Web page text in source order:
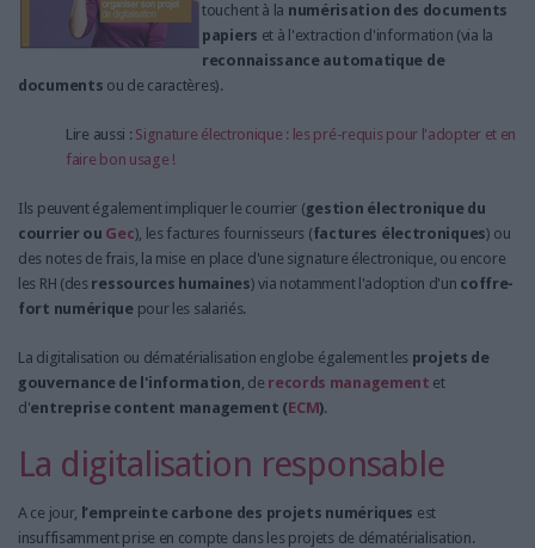
touchent à la numérisation des documents
papiers et à l'extraction d'information (via la
reconnaissance automatique de
documents ou de caractères).
Lire aussi : Signature électronique : les pré-requis pour l'adopter et en
faire bon usage !
Ils peuvent également impliquer le courrier (gestion électronique du
courrier ou Gec), les factures fournisseurs (factures électroniques) ou
des notes de frais, la mise en place d'une signature électronique, ou encore
les RH (des ressources humaines) via notamment l'adoption d'un coffre-
fort numériquepour les salariés.
La digitalisation ou dématérialisation englobe également les projets de
gouvernance de l'information, de records management et
d'entreprisecontent management (ECM).
La digitalisation responsable
A ce jour, l’empreinte carbone des projets numériques est
insuffisamment prise en compte dans les projets de dématérialisation.